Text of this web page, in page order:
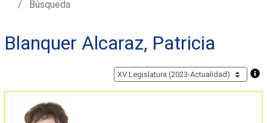
Búsqueda
Blanquer Alcaraz, Patricia